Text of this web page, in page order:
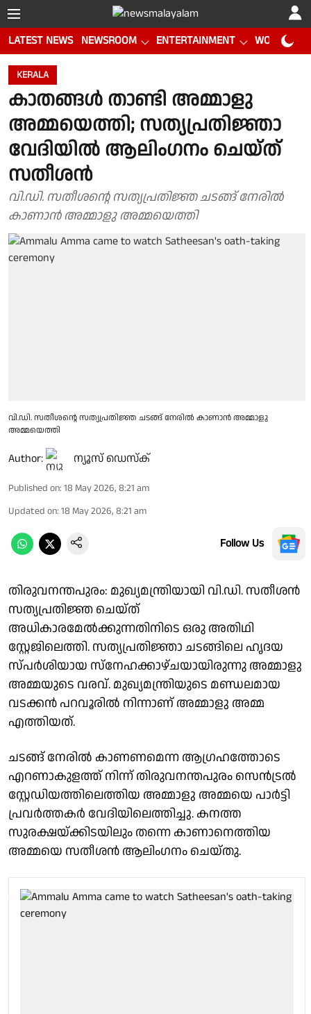
LATEST NEWS NEWSROOM ENTERTAINMENT WORLD CUP
KERALA
കാതങ്ങൾ താണ്ടി അമ്മാളു
അമ്മയെത്തി; സത്യപ്രതിജ്ഞാ
വേദിയിൽ ആലിംഗനം ചെയ്ത്
സതീശൻ
വി.ഡി. സതീശൻ്റെ സത്യപ്രതിജ്ഞ ചടങ്ങ് നേരിൽ
കാണാൻ അമ്മാളു അമ്മയെത്തി
വി.ഡി. സതീശൻ്റെ സത്യപ്രതിജ്ഞ ചടങ്ങ് നേരിൽ കാണാൻ അമ്മാളു
അമ്മയെത്തി
Author: ന്യൂസ് ഡെസ്ക്
Published on: 18 May 2026, 8:21 am
Updated on: 18 May 2026, 8:21 am
Follow Us
തിരുവനന്തപുരം: മുഖ്യമന്ത്രിയായി വി.ഡി. സതീശൻ
സത്യപ്രതിജ്ഞ ചെയ്ത്
അധികാരമേൽക്കുന്നതിനിടെ ഒരു അതിഥി
സ്റ്റേജിലെത്തി. സത്യപ്രതിജ്ഞാ ചടങ്ങിലെ ഹൃദയ
സ്പർശിയായ സ്നേഹക്കാഴ്ചയായിരുന്നു അമ്മാളു
അമ്മയുടെ വരവ്. മുഖ്യമന്ത്രിയുടെ മണ്ഡലമായ
വടക്കൻ പറവൂരിൽ നിന്നാണ് അമ്മാളു അമ്മ
എത്തിയത്.
ചടങ്ങ് നേരിൽ കാണണമെന്ന ആഗ്രഹത്തോടെ
എറണാകുളത്ത് നിന്ന് തിരുവനന്തപുരം സെൻട്രൽ
സ്റ്റേഡിയത്തിലെത്തിയ അമ്മാളു അമ്മയെ പാർട്ടി
പ്രവർത്തകർ വേദിയിലെത്തിച്ചു. കനത്ത
സുരക്ഷയ്ക്കിടയിലും തന്നെ കാണാനെത്തിയ
അമ്മയെ സതീശൻ ആലിംഗനം ചെയ്തു.